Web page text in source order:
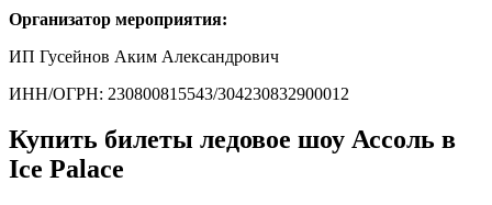
Организатор мероприятия:
ИП Гусейнов Аким Александрович
ИНН/ОГРН: 230800815543/304230832900012
Купить билеты ледовое шоу Ассоль в
Ice Palace